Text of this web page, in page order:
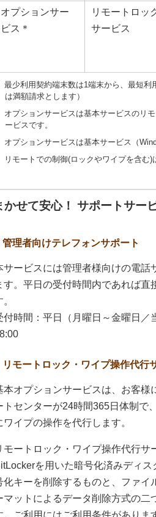
オプションサー
ビス＊
リモートロッ
サービス
最少利用契約端末数は1端末から、最短
は満額請求とします）
オプションサービスは基本サービスのリ
ービスです。
オプションサービスは基本サービス（
リモートでの制御(ロックやワイプを含む
かせて安心！ サポートサー
管理者向けテレフォンサポート
サービスには管理者様向けの電話
す。平日の受付時間内であれば直
付時間：平日（月曜日～金曜日／
リモートロック・ワイプ操作代行
本オプションサービスは、お客様
トセンターが24時間365日体制で
ワイプの操作を代行します。
モートロック・ワイプ操作代行サ
を用いた暗号化済みディ
化キーを削除するものと、ファイ
マットによるデータ削除方式の二
。ご利用にはご利用条件がありま